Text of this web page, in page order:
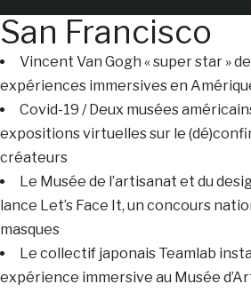
San Francisco
Vincent Van Gogh « super star »
expériences immersives en
Covid-19 / Deux musées
expositions virtuelles sur le
créateurs
Le Musée de l’artisanat et du
lance Let’s Face It, un concours
masques
Le collectif japonais Teamlab
expérience immersive au Musée